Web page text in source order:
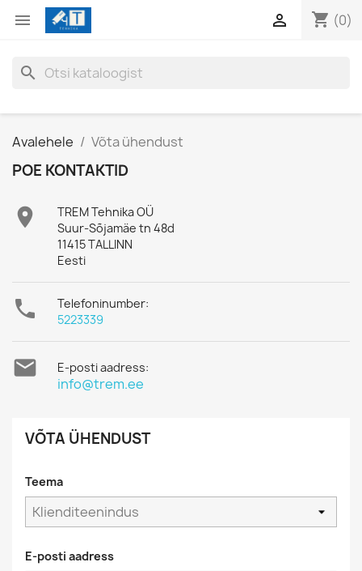
 shopping_cart (0)

search
Avalehele Võta ühendust
POE KONTAKTID

TREM Tehnika OÜ
Suur-Sõjamäe tn 48d
11415 TALLINN
Eesti

Telefoninumber:
5223339
 E-posti aadress:
info@trem.ee
VÕTA ÜHENDUST
Teema
E-posti aadress